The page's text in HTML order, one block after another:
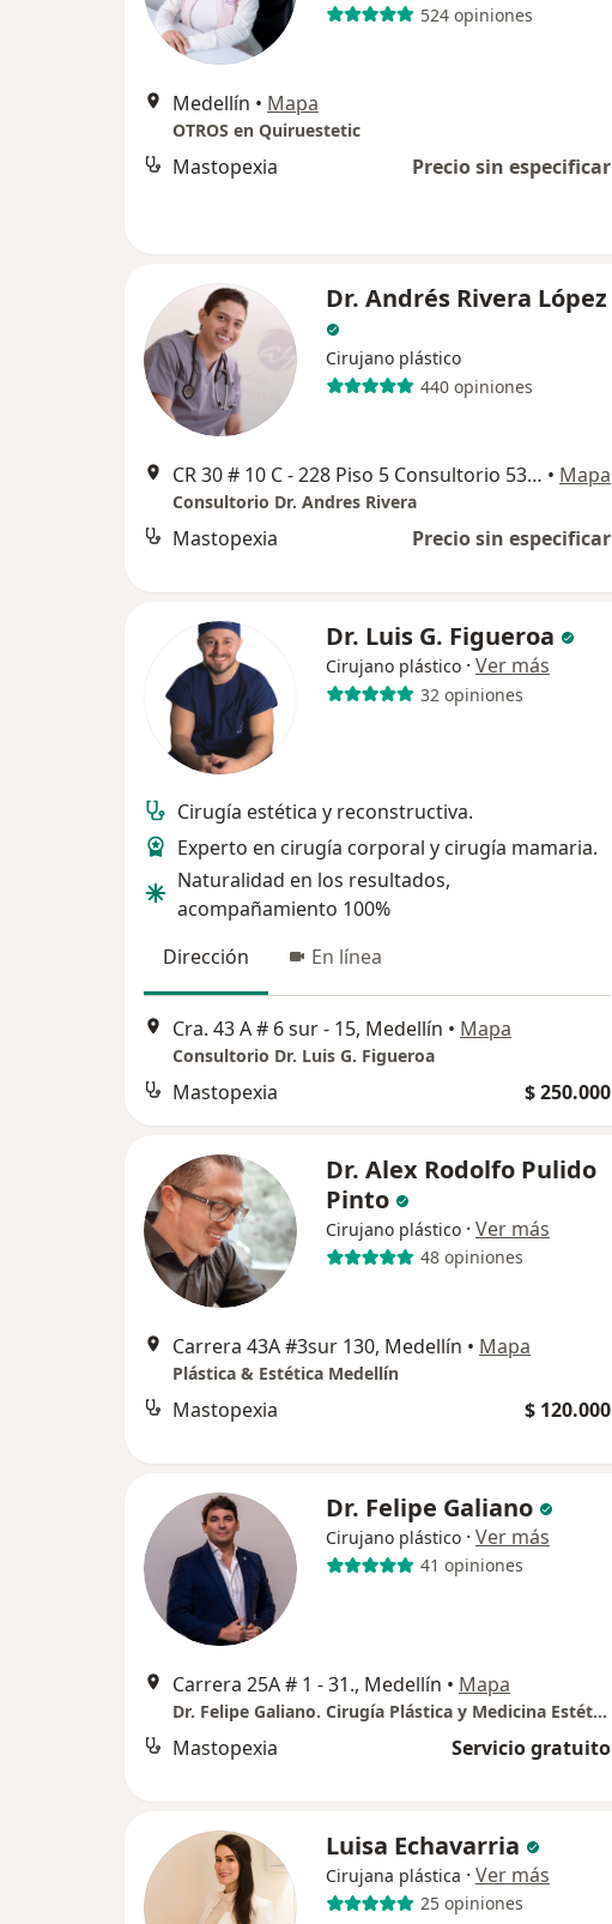
524 opiniones
Medellín • Mapa
OTROS en Quiruestetic
Mastopexia Precio sin especificar
Dr. Andrés Rivera López
Cirujano plástico
440 opiniones
CR 30 # 10 C - 228 Piso 5 Consultorio 533 Mall Interplaza sobre la transversal inferior (Poblado), Medellín • Mapa
Consultorio Dr. Andres Rivera
Mastopexia Precio sin especificar
Dr. Luis G. Figueroa
Cirujano plástico · Ver más
32 opiniones
Cirugía estética y reconstructiva.
Experto en cirugía corporal y cirugía mamaria.
Naturalidad en los resultados,
acompañamiento 100%
Dirección
En línea
Cra. 43 A # 6 sur - 15, Medellín • Mapa
Consultorio Dr. Luis G. Figueroa
Mastopexia $ 250.000
Dr. Alex Rodolfo Pulido
Pinto
Cirujano plástico · Ver más
48 opiniones
Carrera 43A #3sur 130, Medellín • Mapa
Plástica & Estética Medellín
Mastopexia $ 120.000
Dr. Felipe Galiano
Cirujano plástico · Ver más
41 opiniones
Carrera 25A # 1 - 31., Medellín • Mapa
Dr. Felipe Galiano. Cirugía Plástica y Medicina Estética
Mastopexia Servicio gratuito
Luisa Echavarria
Cirujana plástica · Ver más
25 opiniones